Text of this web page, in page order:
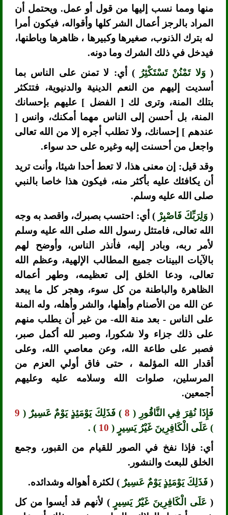
منها ومما نسب إليها من قول أو عمل. ويحتمل أن
المراد بالرجز أعمال الشر كلها وأقواله، فيكون أمرا
له بترك الذنوب، صغيرها وكبيرها ، ظاهرها وباطنها،
فيدخل في ذلك الشرك وما دونه.
(وَلا تَمْنُنْ تَسْتَكْثِرُ) أي: لا تمنن على الناس بما
أسديت إليهم من النعم الدينية والدنيوية، فتتكثر
بتلك المنة، وترى لك [ الفضل ] عليهم بإحسانك
المنة، بل أحسن إلى الناس مهما أمكنك، وانس [
عندهم ] إحسانك، ولا تطلب أجره إلا من الله تعالى
واجعل من أحسنت إليه وغيره على حد سواء.
وقد قيل: إن معنى هذا، لا تعط أحدا شيئا، وأنت تريد
أن يكافئك عليه بأكثر منه، فيكون هذا خاصا بالنبي
صلى الله عليه وسلم.
(وَلِرَبِّكَ فَاصْبِرْ) أي: احتسب بصبرك، واقصد به وجه
الله تعالى، فامتثل رسول الله صلى الله عليه وسلم
لأمر ربه، وبادر إليه، فأنذر الناس، وأوضح لهم
بالآيات البينات جميع المطالب الإلهية، وعظم الله
تعالى، ودعا الخلق إلى تعظيمه، وطهر أعماله
الظاهرة والباطنة من كل سوء، وهجر كل ما يبعد
عن الله من الأصنام وأهلها، والشر وأهله، وله المنة
على الناس - بعد منة الله- من غير أن يطلب منهم
على ذلك جزاء ولا شكورا، وصبر لله أكمل صبر،
فصبر على طاعة الله، وعن معاصي الله، وعلى
أقدار الله المؤلمة ، حتى فاق أولي العزم من
المرسلين، صلوات الله وسلامه عليه وعليهم
أجمعين.
فَإِذَا نُقِرَ فِي النَّاقُورِ (
) فَذَلِكَ يَوْمَئِذٍ يَوْمٌ عَسِيرٌ (
) عَلَى الْكَافِرِينَ غَيْرُ يَسِيرٍ (10
) .
أي: فإذا نفخ في الصور للقيام من القبور، وجمع
الخلق للبعث والنشور.
(فَذَلِكَ يَوْمَئِذٍ يَوْمٌ عَسِيرٌ ) لكثرة أهواله وشدائده.
(عَلَى الْكَافِرِينَ غَيْرُ يَسِيرٍ) لأنهم قد أيسوا من كل